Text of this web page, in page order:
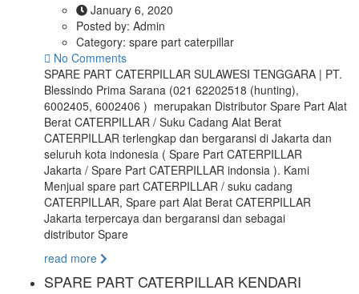
January 6, 2020
Posted by: Admin
Category: spare part caterpillar
No Comments
SPARE PART CATERPILLAR SULAWESI TENGGARA | PT.
Blessindo Prima Sarana (021 62202518 (hunting),
6002405, 6002406 ) merupakan Distributor Spare Part Alat
Berat CATERPILLAR / Suku Cadang Alat Berat
CATERPILLAR terlengkap dan bergaransi di Jakarta dan
seluruh kota indonesia ( Spare Part CATERPILLAR
Jakarta / Spare Part CATERPILLAR indonsia ). Kami
Menjual spare part CATERPILLAR / suku cadang
CATERPILLAR, Spare part Alat Berat CATERPILLAR
Jakarta terpercaya dan bergaransi dan sebagai
distributor Spare
read more
SPARE PART CATERPILLAR KENDARI